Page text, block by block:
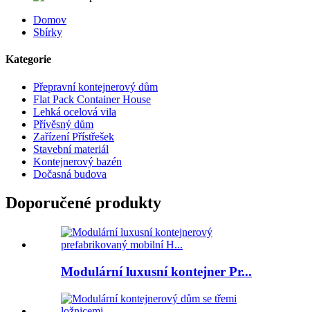
Domov
Sbírky
Kategorie
Přepravní kontejnerový dům
Flat Pack Container House
Lehká ocelová vila
Přívěsný dům
Zařízení Přístřešek
Stavební materiál
Kontejnerový bazén
Dočasná budova
Doporučené produkty
Modulární luxusní kontejner Pr...